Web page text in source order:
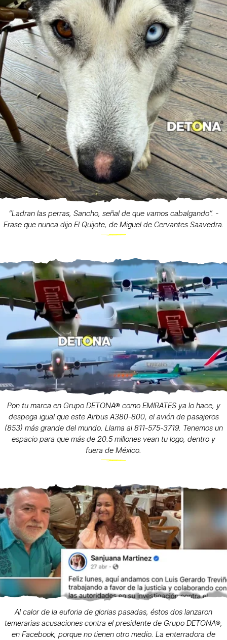
“Ladran las perras, Sancho, señal de que vamos cabalgando”. -
Frase que nunca dijo El Quijote, de Miguel de Cervantes Saavedra.
Pon tu marca en Grupo DETONA® como EMIRATES ya lo hace, y
despega igual que este Airbus A380-800, el avión de pasajeros
(853) más grande del mundo. Llama al 811-575-3719. Tenemos un
espacio para que más de 20.5 millones vean tu logo, dentro y
fuera de México.
Al calor de la euforia de glorias pasadas, éstos dos lanzaron
temerarias acusaciones contra el presidente de Grupo DETONA®,
en Facebook, porque no tienen otro medio. La enterradora de